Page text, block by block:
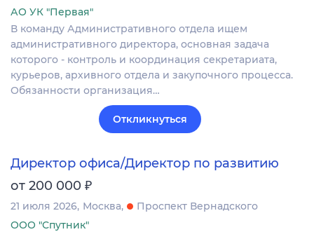
АО УК "Первая"
В команду Административного отдела ищем
административного директора, основная задача
которого - контроль и координация секретариата,
курьеров, архивного отдела и закупочного процесса.
Обязанности организация…
Откликнуться
Директор офиса/Директор по развитию
от 200 000 ₽
21 июля 2026 Москва
Проспект Вернадского
ООО "Спутник"